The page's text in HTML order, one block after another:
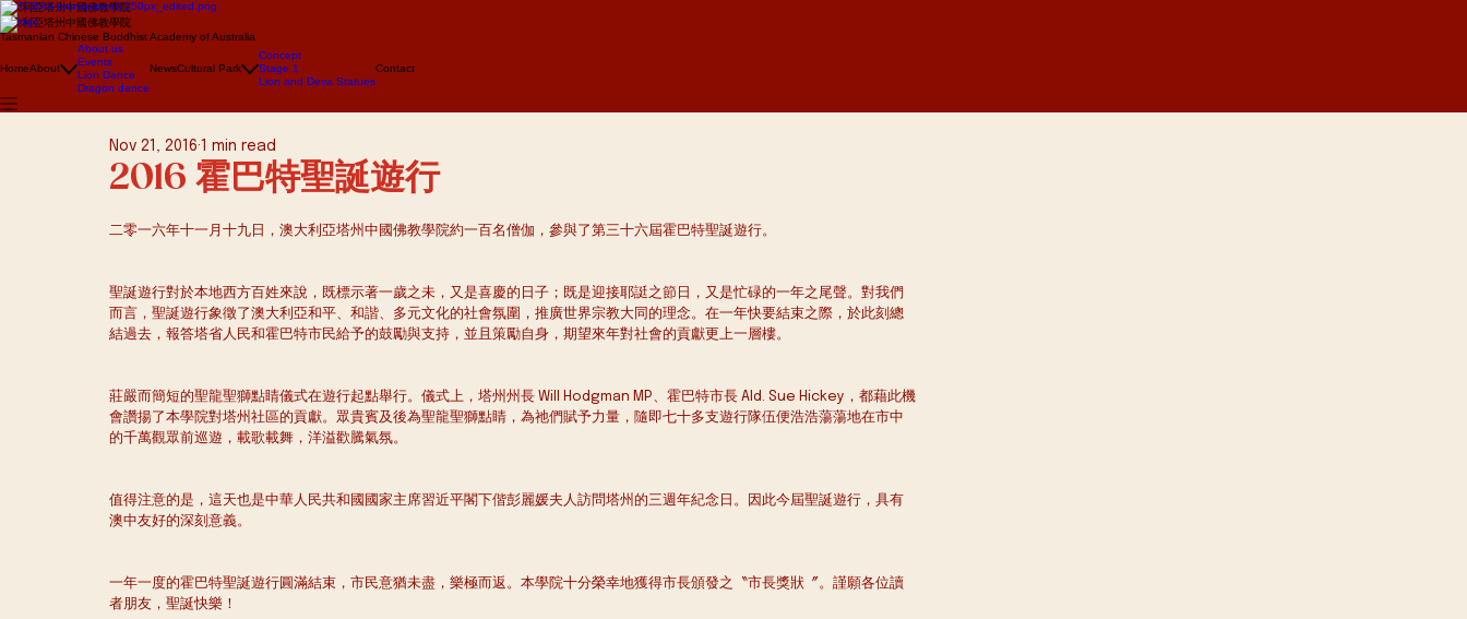
澳大利亞塔州中國佛教學院
澳大利亞塔州中國佛教學院
Tasmanian Chinese Buddhist Academy of Australia
HomeAbout
About us
Events
Lion Dance
Dragon dance
NewsCultural Park
Concept
Stage 1
Lion and Deva Statues
Contact
2016 霍巴特聖誕遊行
Nov 21, 2016 1 min read
二零一六年十一月十九日，澳大利亞塔州中國佛教學院約一百名僧伽，參與了第三十六屆霍巴特聖誕遊行。
聖誕遊行對於本地西方百姓來說，既標示著一歲之未，又是喜慶的日子；既是迎接耶誔之節日，又是忙碌的一年之尾聲。對我們
而言，聖誕遊行象徵了澳大利亞和平、和諧、多元文化的社會氛圍，推廣世界宗教大同的理念。在一年快要結束之際，於此刻總
結過去，報答塔省人民和霍巴特市民給予的鼓勵與支持，並且策勵自身，期望來年對社會的貢獻更上一層樓。
莊嚴而簡短的聖龍聖獅點睛儀式在遊行起點舉行。儀式上，塔州州長 Will Hodgman MP、霍巴特市長 Ald. Sue Hickey，都藉此機
會讚揚了本學院對塔州社區的貢獻。眾貴賓及後為聖龍聖獅點睛，為祂們賦予力量，隨即七十多支遊行隊伍便浩浩蕩蕩地在市中
的千萬觀眾前巡遊，載歌載舞，洋溢歡騰氣氛。
值得注意的是，這天也是中華人民共和國國家主席習近平閣下偕彭麗媛夫人訪問塔州的三週年紀念日。因此今屆聖誕遊行，具有
澳中友好的深刻意義。
一年一度的霍巴特聖誕遊行圓滿結束，市民意猶未盡，樂極而返。本學院十分榮幸地獲得市長頒發之〝市長獎狀〞。謹願各位讀
者朋友，聖誕快樂！